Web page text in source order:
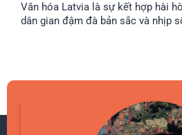
Văn hóa Latvia là sự kết hợp hài
dân gian đậm đà bản sắc và nhịp